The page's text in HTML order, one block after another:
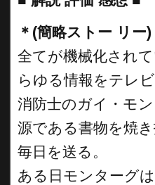
＊(簡略ストー リー)
全てが機械化され
らゆる情報をテレ
消防士のガイ・モ
源である書物を焼
毎日を送る。
ある日モンターグ